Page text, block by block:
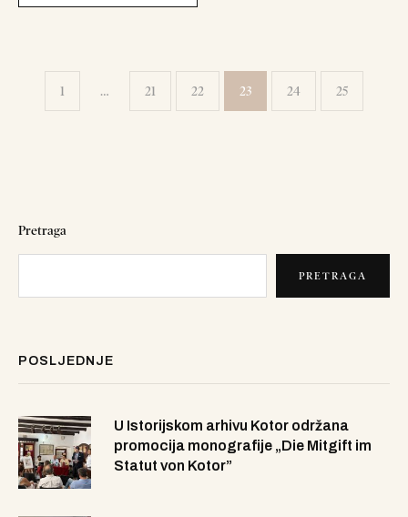
1 … 21 22 23 24 25
Pretraga
PRETRAGA
POSLJEDNJE
U Istorijskom arhivu Kotor održana
promocija monografije „Die Mitgift im
Statut von Kotor”